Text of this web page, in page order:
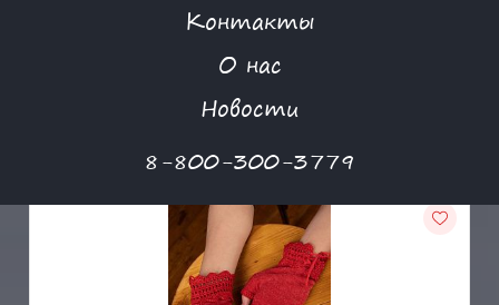
Контакты
О нас
Новости
8-800-300-3779